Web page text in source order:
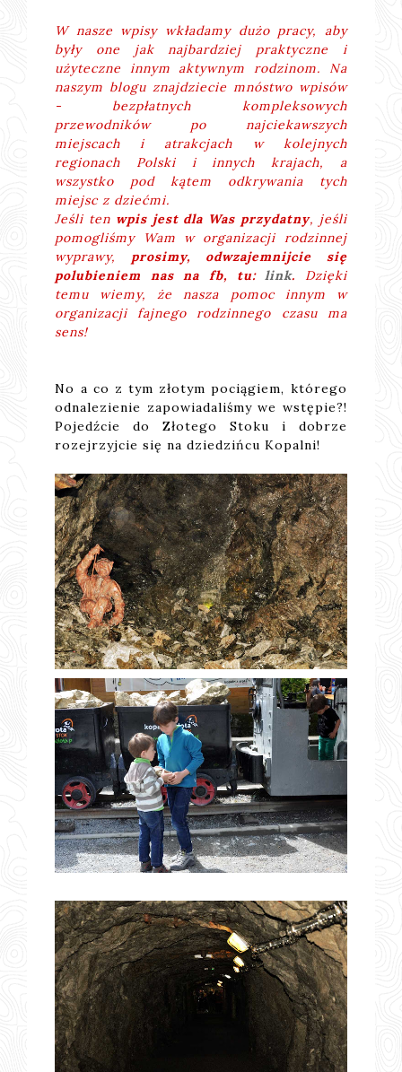
W nasze wpisy wkładamy dużo pracy, aby
były one jak najbardziej praktyczne i
użyteczne innym aktywnym rodzinom. Na
naszym blogu znajdziecie mnóstwo wpisów
- bezpłatnych kompleksowych
przewodników po najciekawszych
miejscach i atrakcjach w kolejnych
regionach Polski i innych krajach, a
wszystko pod kątem odkrywania tych
miejsc z dziećmi.
Jeśli ten wpis jest dla Was przydatny, jeśli
pomogliśmy Wam w organizacji rodzinnej
wyprawy, prosimy, odwzajemnijcie się
polubieniem nas na fb, tu:link. Dzięki
temu wiemy, że nasza pomoc innym w
organizacji fajnego rodzinnego czasu ma
sens!
No a co z tym złotym pociągiem, którego
odnalezienie zapowiadaliśmy we wstępie?!
Pojedźcie do Złotego Stoku i dobrze
rozejrzyjcie się na dziedzińcu Kopalni!